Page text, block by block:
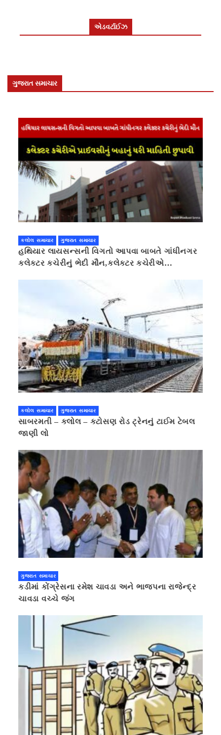
એડવર્ટાઈઝ
ગુજરાત સમાચાર
કલોલ સમાચાર ગુજરાત સમાચાર
હથિયાર લાયસન્સની વિગતો આપવા બાબતે ગાંધીનગર
કલેક્ટર કચેરીનું ભેદી મૌન,કલેક્ટર કચેરીએ
કલોલ સમાચાર ગુજરાત સમાચાર
સાબરમતી – કલોલ – કટોસણ રોડ ટ્રેનનું ટાઈમ ટેબલ
જાણી લો
ગુજરાત સમાચાર
કડીમાં કોંગ્રેસના રમેશ ચાવડા અને ભાજપના રાજેન્દ્ર
ચાવડા વચ્ચે જંગ